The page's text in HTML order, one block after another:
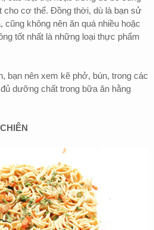
cho cơ thể. Đồng thời, dù là bạn sử
không nên ăn quá nhiều hoặc
tốt nhất là những loại thực phẩm
bạn nên xem kẽ phở, bún, trong các
dưỡng chất trong bữa ăn hằng